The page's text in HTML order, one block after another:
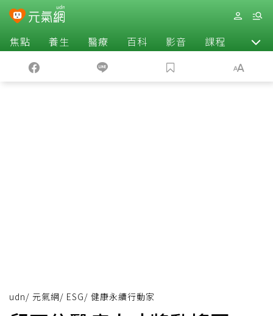
焦點 養生 醫療 百科 影音 課程 退休
udn/ 元氣網/ ESG/ 健康永續行動家